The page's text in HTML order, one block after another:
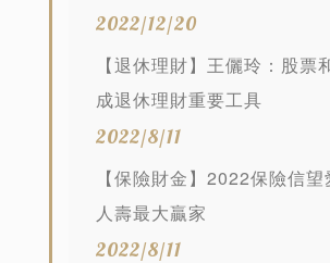
2022/12/20
【退休理財】王儷玲：股票
成退休理財重要工具
2022/8/11
【保險財金】2022保險信
人壽最大贏家
2022/8/11